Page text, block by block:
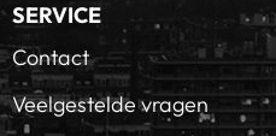
SERVICE
Contact
Veelgestelde vragen